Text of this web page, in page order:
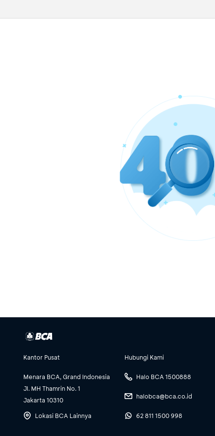
Kantor Pusat
Menara BCA, Grand Indonesia
Jl. MH Thamrin No. 1
Jakarta 10310
Lokasi BCA Lainnya
Hubungi Kami
Halo BCA 1500888
halobca@bca.co.id
62 811 1500 998